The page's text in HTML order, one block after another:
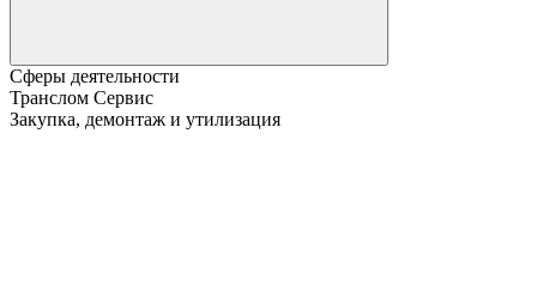
Сферы деятельности
Транслом Сервис
Закупка, демонтаж и утилизация